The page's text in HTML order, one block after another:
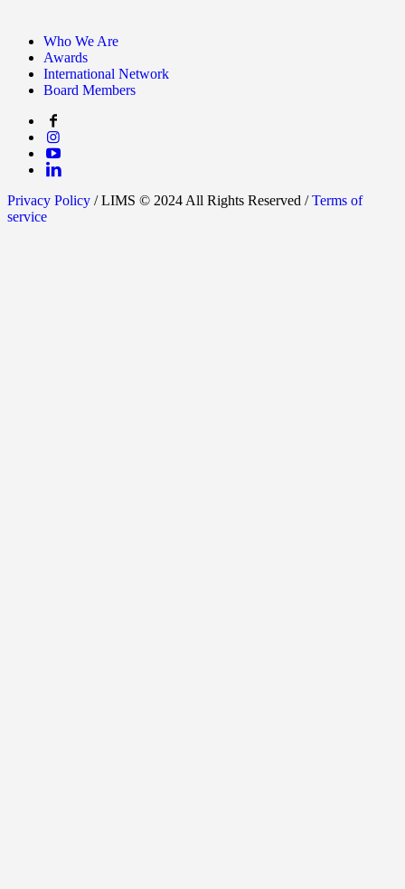
Who We Are
Awards
International Network
Board Members
Privacy Policy / LIMS © 2024 All Rights Reserved /Terms of
service